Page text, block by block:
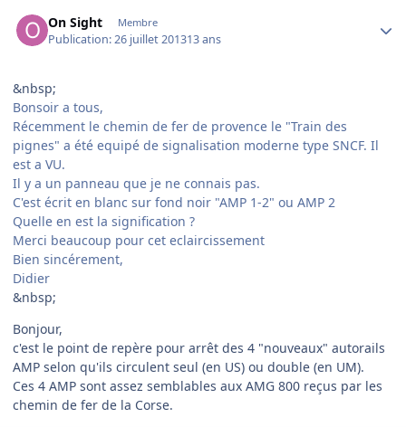
On Sight Membre
Publication:26 juillet 201313 ans
&nbsp;
Bonsoir a tous,
Récemment le chemin de fer de provence le "Train des
pignes" a été equipé de signalisation moderne type SNCF. Il
est a VU.
Il y a un panneau que je ne connais pas.
C'est écrit en blanc sur fond noir "AMP 1-2" ou AMP 2
Quelle en est la signification ?
Merci beaucoup pour cet eclaircissement
Bien sincérement,
Didier
&nbsp;
Bonjour,
c'est le point de repère pour arrêt des 4 "nouveaux" autorails
AMP selon qu'ils circulent seul (en US) ou double (en UM).
Ces 4 AMP sont assez semblables aux AMG 800 reçus par les
chemin de fer de la Corse.